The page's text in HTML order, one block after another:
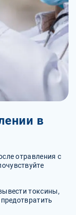
в
отравления с
токсины,